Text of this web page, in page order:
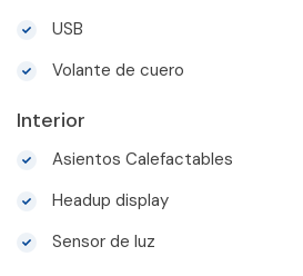
USB
Volante de cuero
Interior
Asientos Calefactables
Headup display
Sensor de luz